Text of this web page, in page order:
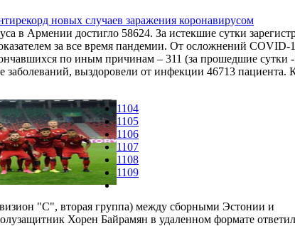
новых случаев заражения коронавирусом
в Армении достигло 58624. За истекшие сутки
за все время пандемии. От осложнений COVID-
по иным причинам – 311 (за прошедшие
выздоровели от инфекции 46713 пациента.
"С", вторая группа) между сборными Эстонии и
Хорен Байрамян в удаленном формате
1104
1105
1106
1107
1108
1109